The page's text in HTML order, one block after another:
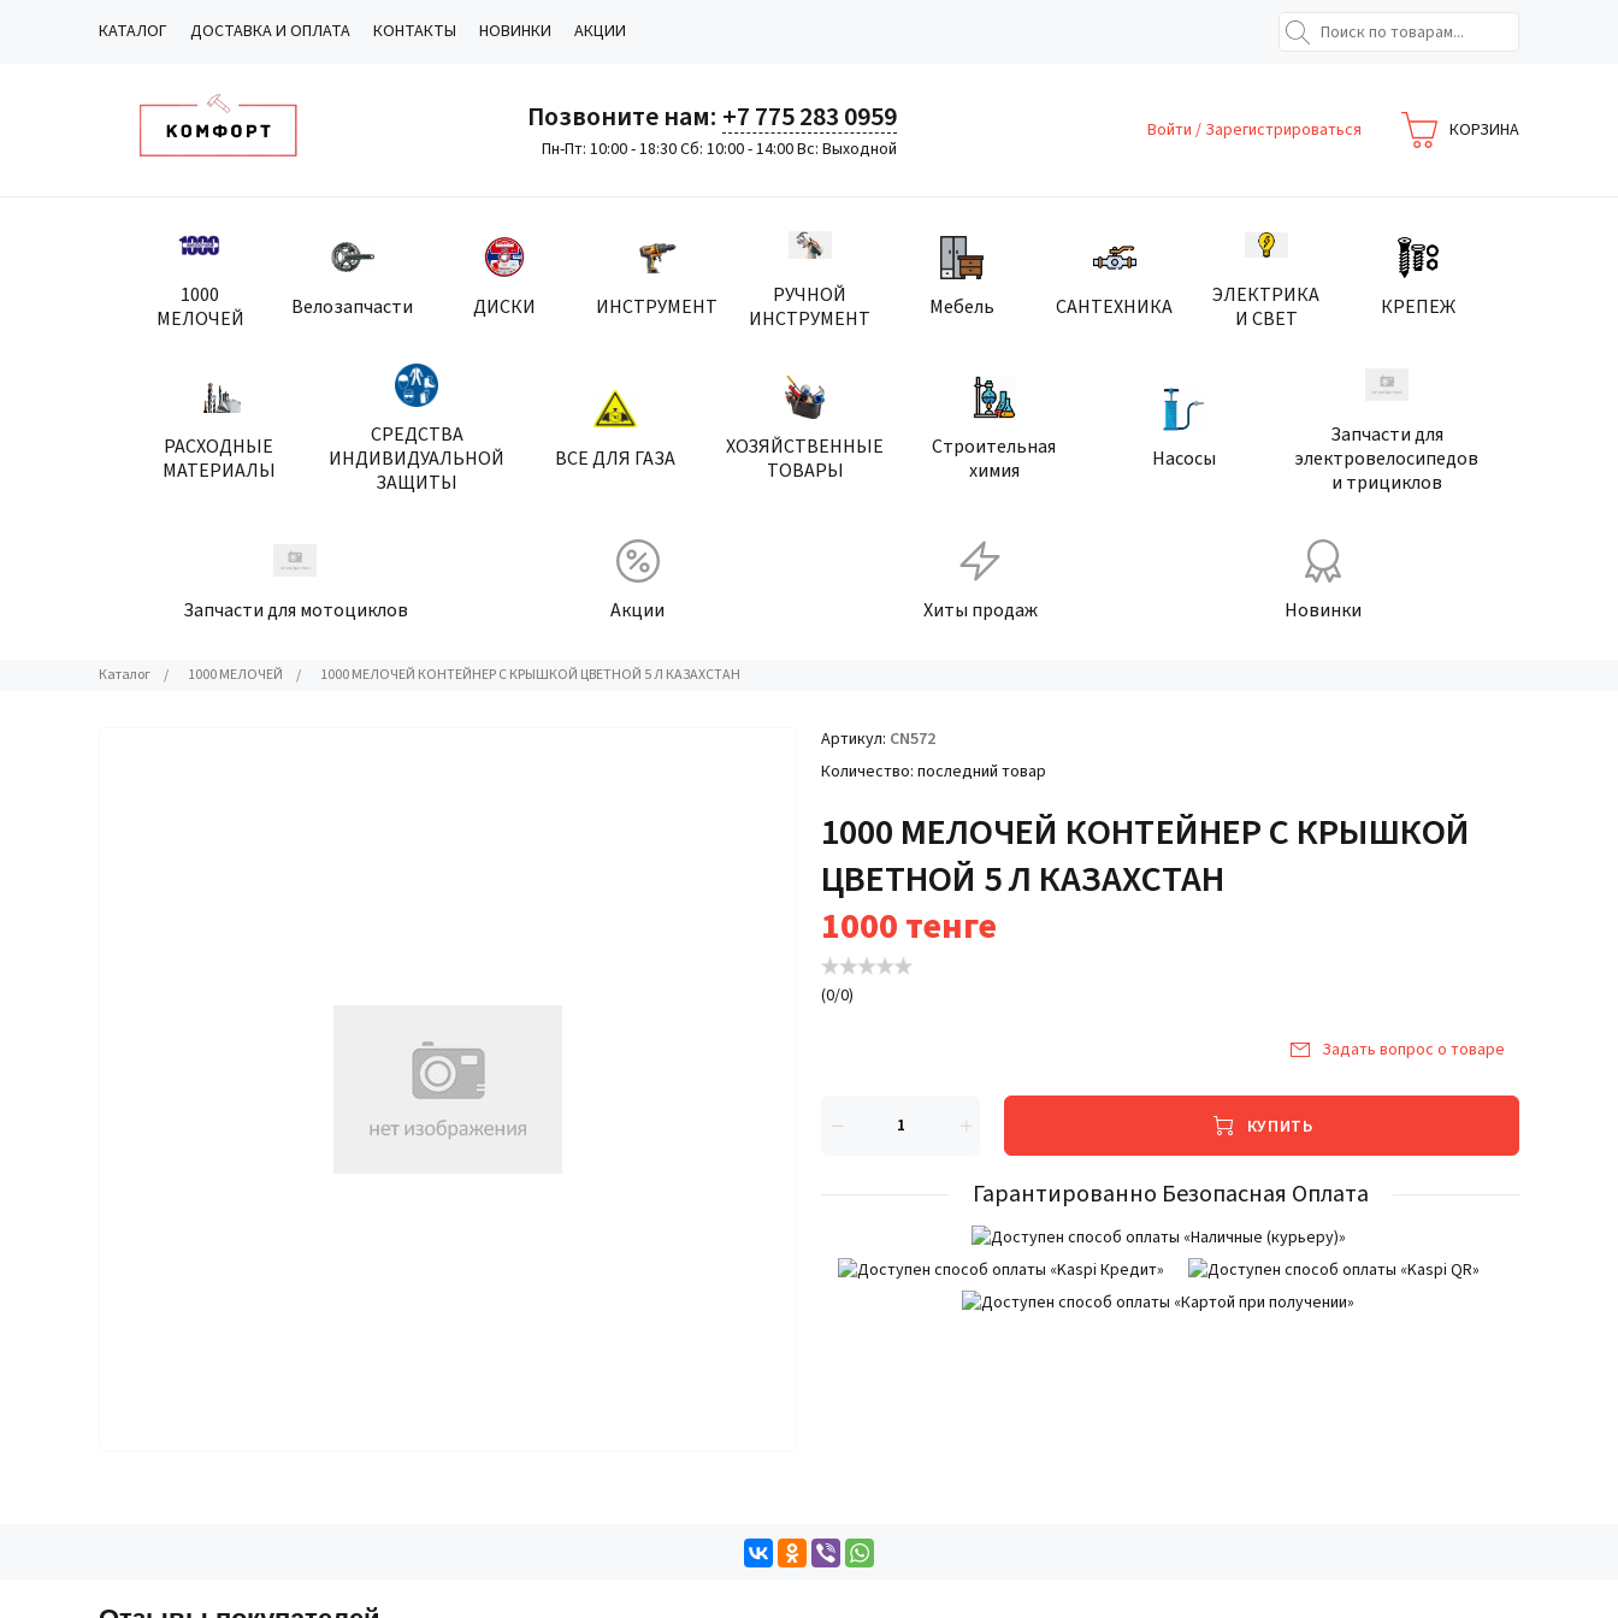
КАТАЛОГ ДОСТАВКА И ОПЛАТА КОНТАКТЫ НОВИНКИ АКЦИИ
Позвоните нам: +7 775 283 0959
Пн-Пт: 10:00 - 18:30 Сб: 10:00 - 14:00 Вс: Выходной
Войти / Зарегистрироваться КОРЗИНА
1000
МЕЛОЧЕЙ
Велозапчасти ДИСКИ ИНСТРУМЕНТ
РУЧНОЙ
ИНСТРУМЕНТ
Мебель САНТЕХНИКА
ЭЛЕКТРИКА
И СВЕТ
КРЕПЕЖ
РАСХОДНЫЕ
МАТЕРИАЛЫ
СРЕДСТВА
ИНДИВИДУАЛЬНОЙ
ЗАЩИТЫ
ВСЕ ДЛЯ ГАЗА
ХОЗЯЙСТВЕННЫЕ
ТОВАРЫ
Строительная
химия
Насосы
Запчасти для
электровелосипедов
и трициклов
Запчасти для мотоциклов Акции Хиты продаж Новинки
Каталог / 1000 МЕЛОЧЕЙ / 1000 МЕЛОЧЕЙ КОНТЕЙНЕР С КРЫШКОЙ ЦВЕТНОЙ 5 Л КАЗАХСТАН
Артикул CN572
Количество последний товар
1000 МЕЛОЧЕЙ КОНТЕЙНЕР С КРЫШКОЙ
ЦВЕТНОЙ 5 Л КАЗАХСТАН
1000тенге
(0/0)
Задать вопрос о товаре
КУПИТЬ
Гарантированно Безопасная Оплата